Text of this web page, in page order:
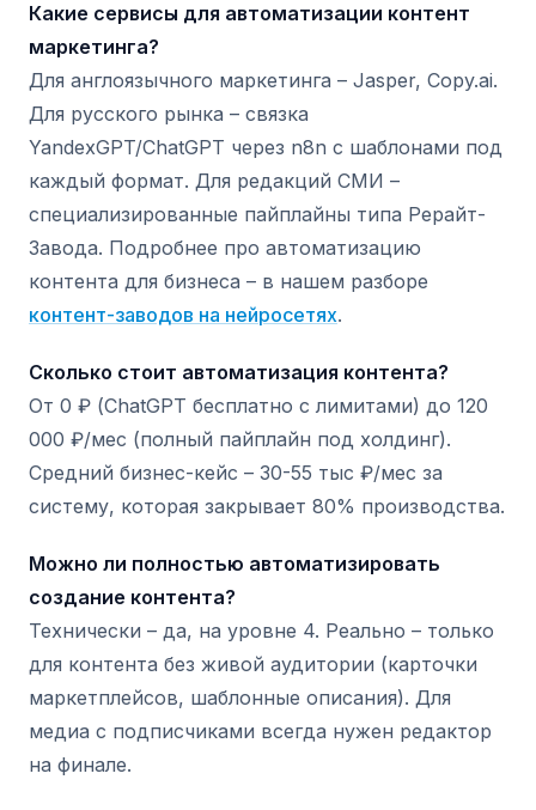
Какие сервисы для автоматизации контент
маркетинга?
Для англоязычного маркетинга – Jasper, Copy.ai.
Для русского рынка – связка
YandexGPT/ChatGPT через n8n с шаблонами под
каждый формат. Для редакций СМИ –
специализированные пайплайны типа Рерайт-
Завода. Подробнее про автоматизацию
контента для бизнеса – в нашем разборе
контент-заводов на нейросетях.
Сколько стоит автоматизация контента?
От 0 ₽ (ChatGPT бесплатно с лимитами) до 120
000 ₽/мес (полный пайплайн под холдинг).
Средний бизнес-кейс – 30-55 тыс ₽/мес за
систему, которая закрывает 80% производства.
Можно ли полностью автоматизировать
создание контента?
Технически – да, на уровне 4. Реально – только
для контента без живой аудитории (карточки
маркетплейсов, шаблонные описания). Для
медиа с подписчиками всегда нужен редактор
на финале.